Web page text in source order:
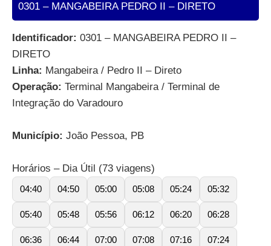
0301 – MANGABEIRA PEDRO II – DIRETO
Identificador: 0301 – MANGABEIRA PEDRO II –
DIRETO
Linha: Mangabeira / Pedro II – Direto
Operação: Terminal Mangabeira / Terminal de
Integração do Varadouro
Município: João Pessoa, PB
Horários – Dia Útil (73 viagens)
04:40 04:50 05:00 05:08 05:24 05:32
05:40 05:48 05:56 06:12 06:20 06:28
06:36 06:44 07:00 07:08 07:16 07:24